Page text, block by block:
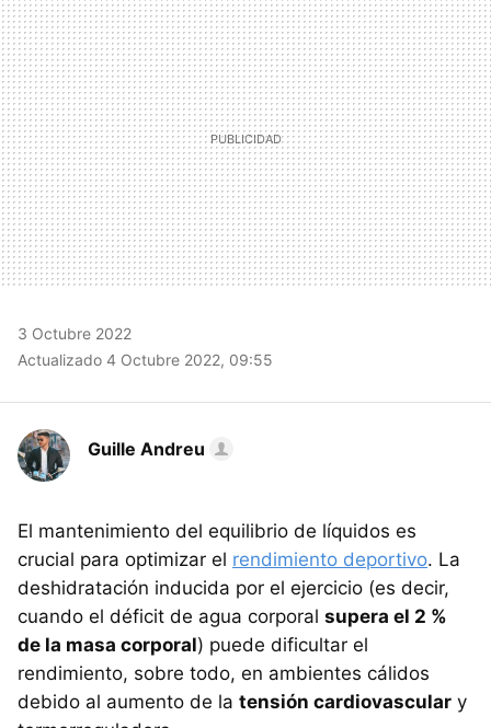
MAIL
3 Octubre 2022
Actualizado 4 Octubre 2022, 09:55
Guille Andreu
El mantenimiento del equilibrio de líquidos es
crucial para optimizar el rendimiento deportivo. La
deshidratación inducida por el ejercicio (es decir,
cuando el déficit de agua corporal supera el 2 %
de la masa corporal) puede dificultar el
rendimiento, sobre todo, en ambientes cálidos
debido al aumento de la tensión cardiovascular y